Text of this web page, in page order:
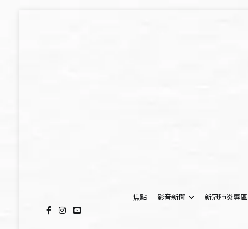
焦點
影音新聞 新冠肺炎專區